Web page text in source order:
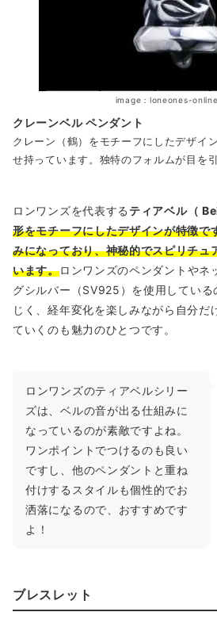
image：loneones-
クレーンベル ペンダント
クレーン（鶴）をモチーフにしたデザイ
せ持っています。独特のフォルムが目を
ロンワンズを代表する ティアベル（
形をモチーフにしたデザインが特徴で
みになっており、神秘的でスピリチュ
います。ロンワンズのペンダントやネ
グシルバー（SV925）を使用している
じく、経年変化を楽しみながら自分だ
ていくのも魅力のひとつです。
ロンワンズのティアベルシリー
ズは、ベルの音が出る仕組みに
なっているのが素敵ですよね。
ワンポイントでつけるのも良い
ですし、他のペンダントと重ね
付けするスタイルも個性的でお
洒落になるので、おすすめです
よ！
ブレスレット